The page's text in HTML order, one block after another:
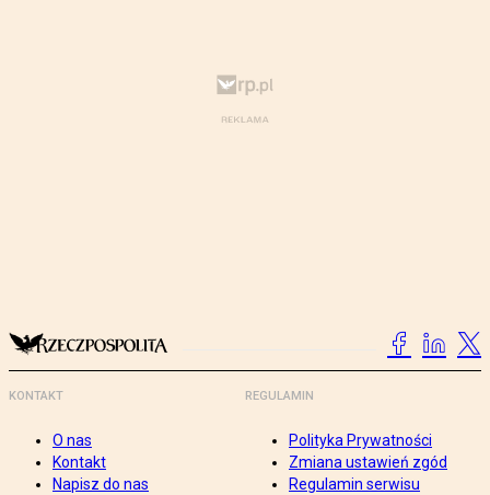
KONTAKT
O nas
Kontakt
Napisz do nas
REGULAMIN
Polityka Prywatności
Zmiana ustawień zgód
Regulamin serwisu